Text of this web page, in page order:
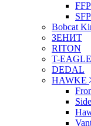
FFP
SFP
Bobcat
ЗЕНИТ
RITON
T-EAGLE
DEDAL
HAWKE